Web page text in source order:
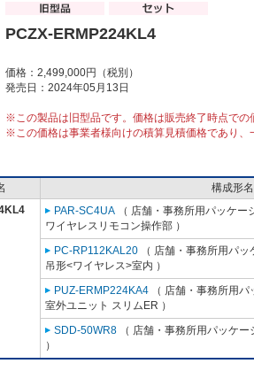
PCZX-ERMP224KL4
価格：2,499,000円（税別）
発売日：2024年05月13日
※この製品は旧型品です。価格は販売終了時点での
※この価格は事業者様向けの積算見積価格であり、
構成形名
PAR-SC4UA （ 店舗・事務所用パッケー
ワイヤレスリモコン操作部 ）
PC-RP112KAL20 （ 店舗・事務所用パ
吊形<ワイヤレス>室内 ）
PUZ-ERMP224KA4 （ 店舗・事務所用
室外ユニット スリムER ）
SDD-50WR8 （ 店舗・事務所用パッケ
）